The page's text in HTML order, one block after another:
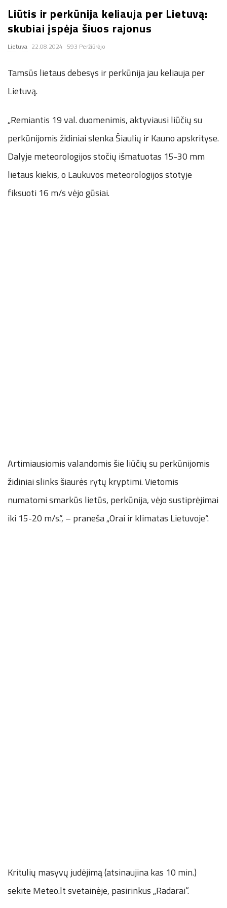
.
c
o
.
u
k
Liūtis ir perkūnija keliauja per Lietuvą:
skubiai įspėja šiuos rajonus
Lietuva 22.08.2024 593 Peržiūrėjo
Tamsūs lietaus debesys ir perkūnija jau keliauja per
Lietuvą.
„Remiantis 19 val. duomenimis, aktyviausi liūčių su
perkūnijomis židiniai slenka Šiaulių ir Kauno apskrityse.
Dalyje meteorologijos stočių išmatuotas 15-30 mm
lietaus kiekis, o Laukuvos meteorologijos stotyje
fiksuoti 16 m/s vėjo gūsiai.
Artimiausiomis valandomis šie liūčių su perkūnijomis
židiniai slinks šiaurės rytų kryptimi. Vietomis
numatomi smarkūs lietūs, perkūnija, vėjo sustiprėjimai
iki 15-20 m/s.“, – praneša „Orai ir klimatas Lietuvoje“.
Kritulių masyvų judėjimą (atsinaujina kas 10 min.)
sekite Meteo.lt svetainėje, pasirinkus „Radarai“.